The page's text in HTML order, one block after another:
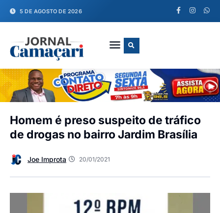
5 DE AGOSTO DE 2026
Homem é preso suspeito de tráfico
de drogas no bairro Jardim Brasília
Joe Improta 20/01/2021